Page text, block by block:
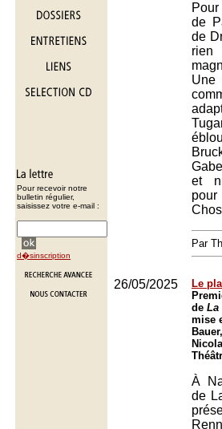
Pour recevoir notre
bulletin régulier,
saisissez votre e-mail :
d�sinscription
de
de
Une
et
Par
26/05/2025
Le
de La
mise
À
de